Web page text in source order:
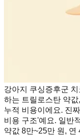
강아지 쿠싱증후군
하는 트릴로스탄 약
누적 비용이에요. 진
비용 구조'예요. 일반
약값 8만~25만 원, 연